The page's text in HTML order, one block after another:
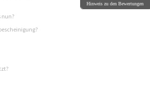
nun?
Hinweis zu den Bewertungen